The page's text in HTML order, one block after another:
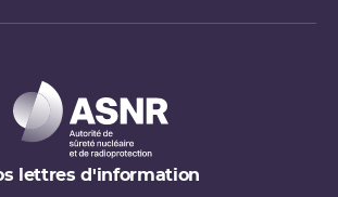
lettres d'information